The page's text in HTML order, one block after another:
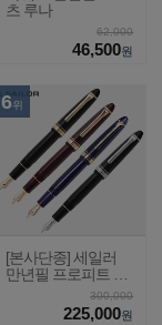
츠 루나
62,000
46,500원
6위
[본사단종] 세일러
만년필 프로피트 라
300,000
225,000원